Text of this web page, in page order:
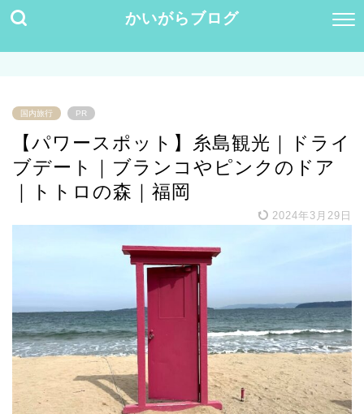
かいがらブログ
国内旅行 PR
【パワースポット】糸島観光｜ドライ
ブデート｜ブランコやピンクのドア
｜トトロの森｜福岡
2024年3月29日